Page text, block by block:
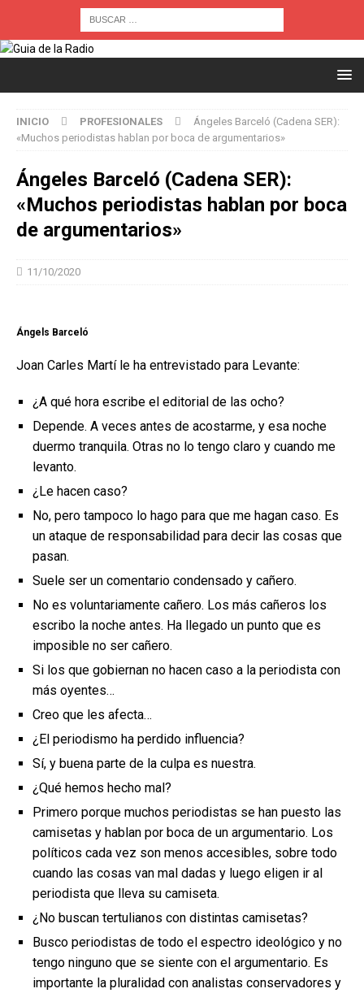
INICIO PROFESIONALES
Ángeles Barceló (Cadena SER):
«Muchos periodistas hablan por boca de argumentarios»
Ángeles Barceló (Cadena SER):
«Muchos periodistas hablan por boca
de argumentarios»
11/10/2020
Ángels Barceló
Joan Carles Martí le ha entrevistado para Levante:
¿A qué hora escribe el editorial de las ocho?
Depende. A veces antes de acostarme, y esa noche
duermo tranquila. Otras no lo tengo claro y cuando me
levanto.
¿Le hacen caso?
No, pero tampoco lo hago para que me hagan caso. Es
un ataque de responsabilidad para decir las cosas que
pasan.
Suele ser un comentario condensado y cañero.
No es voluntariamente cañero. Los más cañeros los
escribo la noche antes. Ha llegado un punto que es
imposible no ser cañero.
Si los que gobiernan no hacen caso a la periodista con
más oyentes…
Creo que les afecta…
¿El periodismo ha perdido influencia?
Sí, y buena parte de la culpa es nuestra.
¿Qué hemos hecho mal?
Primero porque muchos periodistas se han puesto las
camisetas y hablan por boca de un argumentario. Los
políticos cada vez son menos accesibles, sobre todo
cuando las cosas van mal dadas y luego eligen ir al
periodista que lleva su camiseta.
¿No buscan tertulianos con distintas camisetas?
Busco periodistas de todo el espectro ideológico y no
tengo ninguno que se siente con el argumentario. Es
importante la pluralidad con analistas conservadores y